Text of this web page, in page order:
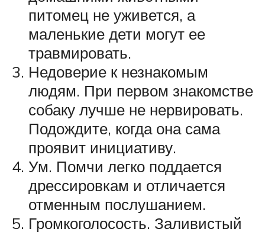
питомец не уживется, а
маленькие дети могут ее
травмировать.
Недоверие к незнакомым
людям. При первом знакомстве
собаку лучше не нервировать.
Подождите, когда она сама
проявит инициативу.
Ум. Помчи легко поддается
дрессировкам и отличается
отменным послушанием.
Громкоголосость. Заливистый